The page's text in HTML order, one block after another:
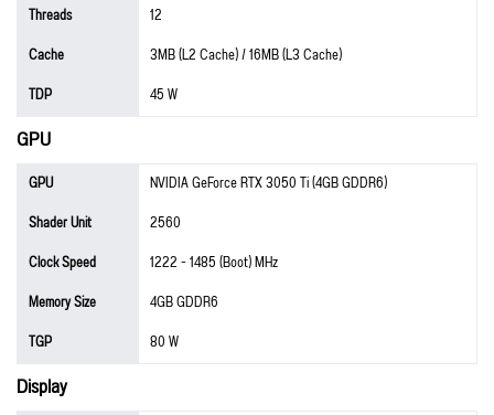
Threads
12
Cache
3MB (L2 Cache) / 16MB (L3 Cache)
TDP
45 W
GPU
GPU
NVIDIA GeForce RTX 3050 Ti (4GB GDDR6)
Shader Unit
2560
Clock Speed
1222 - 1485 (Boot) MHz
Memory Size
4GB GDDR6
TGP
80 W
Display